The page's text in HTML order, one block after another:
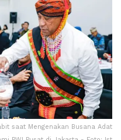
saat Mengenakan Busana Adat